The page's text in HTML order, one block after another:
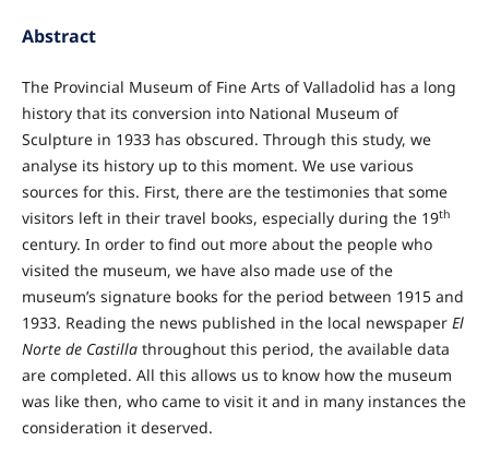
Abstract
The Provincial Museum of Fine Arts of Valladolid has a long
history that its conversion into National Museum of
Sculpture in 1933 has obscured. Through this study, we
analyse its history up to this moment. We use various
sources for this. First, there are the testimonies that some
visitors left in their travel books, especially during the 19th
century. In order to find out more about the people who
visited the museum, we have also made use of the
museum’s signature books for the period between 1915 and
1933. Reading the news published in the local newspaper El
Norte de Castillathroughout this period, the available data
are completed. All this allows us to know how the museum
was like then, who came to visit it and in many instances the
consideration it deserved.